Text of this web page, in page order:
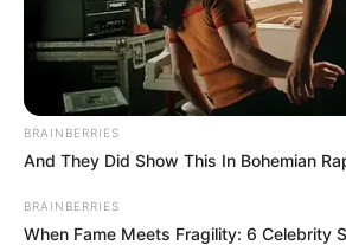
BRAINBERRIES
And They Did Show This In Bohemian
BRAINBERRIES
When Fame Meets Fragility: 6 Celebrity